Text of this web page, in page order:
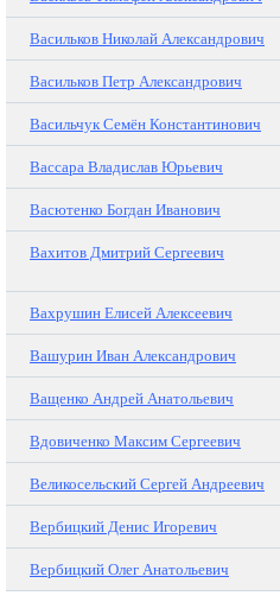
Васильков Николай Александрович
Васильков Петр Александрович
Васильчук Семён Константинович
Вассара Владислав Юрьевич
Васютенко Богдан Иванович
Вахитов Дмитрий Сергеевич
Вахрушин Елисей Алексеевич
Вашурин Иван Александрович
Ващенко Андрей Анатольевич
Вдовиченко Максим Сергеевич
Великосельский Сергей Андреевич
Вербицкий Денис Игоревич
Вербицкий Олег Анатольевич